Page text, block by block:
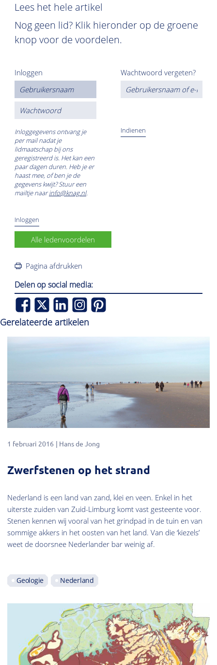
Lees het hele artikel
Nog geen lid? Klik hieronder op de groene
knop voor de voordelen.
Inloggen
Inloggegevens ontvang je
per mail nadat je
lidmaatschap bij ons
geregistreerd is. Het kan een
paar dagen duren. Heb je er
haast mee, of ben je de
gegevens kwijt? Stuur een
mailtje naarinfo@knag.nl.
Wachtwoord vergeten?
Alle ledenvoordelen
Pagina afdrukken
Delen op social media:
Gerelateerde artikelen
1 februari 2016 Hans de Jong
Zwerfstenen op het strand
Nederland is een land van zand, klei en veen. Enkel in het
uiterste zuiden van Zuid-Limburg komt vast gesteente voor.
Stenen kennen wij vooral van het grindpad in de tuin en van
sommige akkers in het oosten van het land. Van die ‘kiezels’
weet de doorsnee Nederlander bar weinig af.
Geologie Nederland